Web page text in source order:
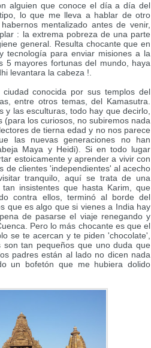
alguien que conoce el día a día del
lo que me lleva a hablar de otro
mentalizado antes de venir,
: la extrema pobreza de una parte
general. Resulta chocante que en
tecnología para enviar misiones a la
5 mayores fortunas del mundo, haya
levantara la cabeza !.
conocida por sus templos del
entre otros temas, del Kamasutra.
y las esculturas, todo hay que decirlo,
(para los curiosos, no subiremos nada
de tierna edad y no nos parece
las nuevas generaciones no han
Maya y Heidi). Si en todo lugar
estoicamente y aprender a vivir con
de clientes 'independientes' al acecho
tranquilo, aquí se trata de una
insistentes que hasta Karim, que
contra ellos, terminó al borde del
que es algo que si vienes a India hay
de pasarse el viaje renegando y
Pero lo más chocante es que el
se te acercan y te piden 'chocolate',
tan pequeños que uno duda que
padres están al lado no dicen nada
un bofetón que me hubiera dolido